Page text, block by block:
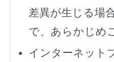
差異が生じる場
で、あらかじめ
インターネット